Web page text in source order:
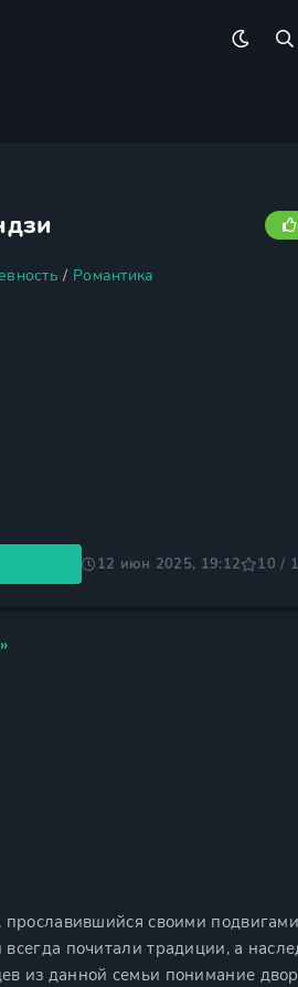
/ Романтика
12 июн 2025, 19:12 10 /
своими
почитали традиции, а
из данной семьи понимание